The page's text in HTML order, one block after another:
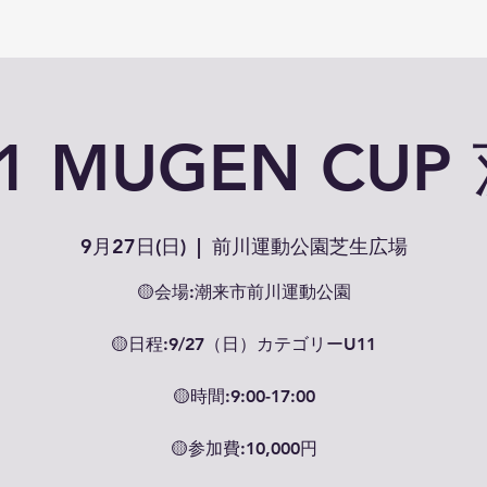
MUGEN CUP
9月27日(日)
  |
前川運動公園芝生広場
🟡会場:潮来市前川運動公園
🟡日程:9/27（日）カテゴリーU11
🟡時間:9:00-17:00
🟡参加費:10,000円